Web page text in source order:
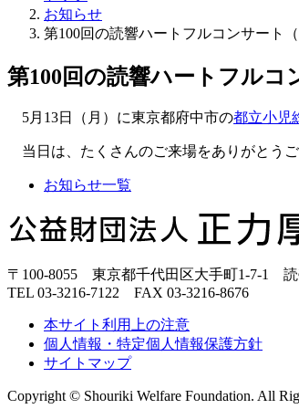
お知らせ
第100回の読響ハートフルコンサート
第100回の読響ハートフルコ
5月13日（月）に東京都府中市の都立小児
当日は、たくさんのご来場をありがとうご
お知らせ一覧
〒100-8055 東京都千代田区大手町1-7-1 読
TEL 03-3216-7122 FAX 03-3216-8676
本サイト利用上の注意
個人情報・特定個人情報保護方針
サイトマップ
Copyright © Shouriki Welfare Foundation. All